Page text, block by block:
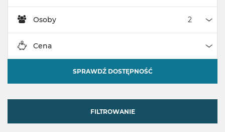
Osoby
Cena
SPRAWDŹ DOSTĘPNOŚĆ
FILTROWANIE